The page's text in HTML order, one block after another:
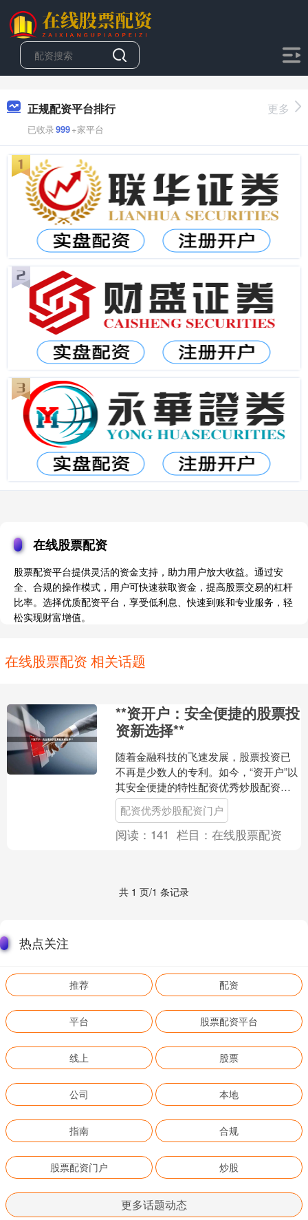
正规配资平台排行
已收录999+家平台
更多
在线股票配资
股票配资平台提供灵活的资金支持，助力用户放大收益。通过安
全、合规的操作模式，用户可快速获取资金，提高股票交易的杠杆
比率。选择优质配资平台，享受低利息、快速到账和专业服务，轻
松实现财富增值。
在线股票配资 相关话题
**资开户：安全便捷的股票投
资新选择**
随着金融科技的飞速发展，股票投资已
不再是少数人的专利。如今，“资开户”以
其安全便捷的特性配资优秀炒股配资门
户，正成为广大投资者进入股市的新选
择，让财富管理变得更....
配资优秀炒股配资门户
阅读： 141 栏目：在线股票配资
共 1 页/1 条记录
热点关注
推荐 配资
平台 股票配资平台
线上 股票
公司 本地
指南 合规
股票配资门户 炒股
更多话题动态